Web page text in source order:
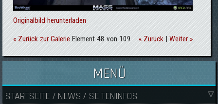
Originalbild herunterladen
« Zurück zur Galerie Element 48 von 109 « Zurück| Weiter »
MENÜ
STARTSEITE / NEWS / SEITENINFOS